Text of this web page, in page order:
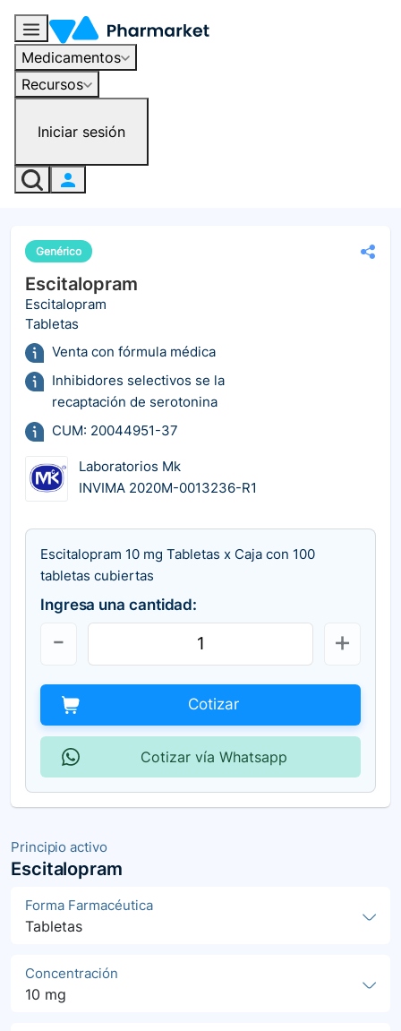
Medicamentos
Recursos
Iniciar sesión
Principio activo
Escitalopram
Forma Farmacéutica
Tabletas
Concentración
10 mg
Genérico
Escitalopram
Escitalopram
Tabletas
Venta con fórmula médica
Inhibidores selectivos se la
recaptación de serotonina
CUM: 20044951-37
Laboratorios Mk
INVIMA 2020M-0013236-R1
Escitalopram 10 mg Tabletas x Caja con 100
tabletas cubiertas
Ingresa una cantidad:
Cotizar
Cotizar vía Whatsapp